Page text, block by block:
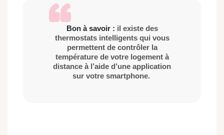
Bon à savoir : il existe des
thermostats intelligents qui vous
permettent de contrôler la
température de votre logement à
distance à l’aide d’une application
sur votre smartphone.